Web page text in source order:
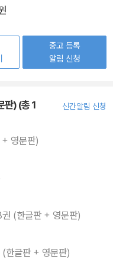
중고 등록
알림 신청
판) (총 1
신간알림 신청
영문판)
(한글판 + 영문판)
한글판 + 영문판)